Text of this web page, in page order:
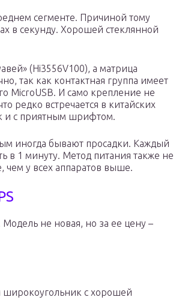
сегменте. Причиной тому
в секунду. Хорошей стеклянной
(Hi3556V100), а матрица
так как контактная группа имеет
MicroUSB. И само крепление не
редко встречается в китайских
и с приятным шрифтом.
иногда бывают просадки. Каждый
в 1 минуту. Метод питания также не
чем у всех аппаратов выше.
не новая, но за ее цену –
широкоугольник с хорошей